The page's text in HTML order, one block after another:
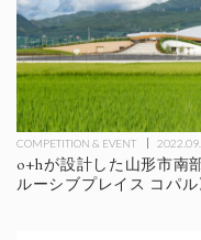
COMPETITION & EVENT
o+hが設計した山形市南
ルーシブプレイス コパ